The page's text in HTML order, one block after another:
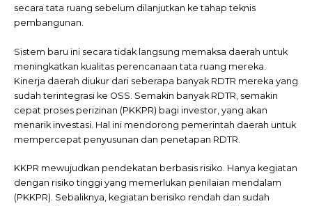
secara tata ruang sebelum dilanjutkan ke tahap teknis
pembangunan.
Sistem baru ini secara tidak langsung memaksa daerah untuk
meningkatkan kualitas perencanaan tata ruang mereka.
Kinerja daerah diukur dari seberapa banyak RDTR mereka yang
sudah terintegrasi ke OSS. Semakin banyak RDTR, semakin
cepat proses perizinan (PKKPR) bagi investor, yang akan
menarik investasi. Hal ini mendorong pemerintah daerah untuk
mempercepat penyusunan dan penetapan RDTR.
KKPR mewujudkan pendekatan berbasis risiko. Hanya kegiatan
dengan risiko tinggi yang memerlukan penilaian mendalam
(PKKPR). Sebaliknya, kegiatan berisiko rendah dan sudah